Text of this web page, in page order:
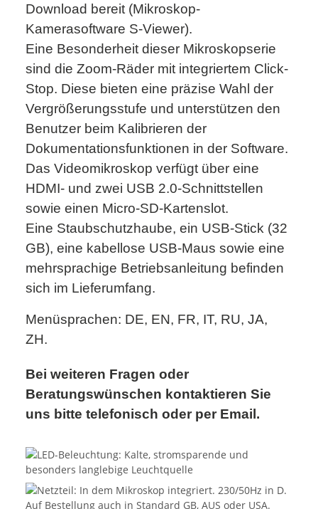
Download bereit (Mikroskop-
Kamerasoftware S-Viewer).
Eine Besonderheit dieser Mikroskopserie
sind die Zoom-Räder mit integriertem Click-
Stop. Diese bieten eine präzise Wahl der
Vergrößerungsstufe und unterstützen den
Benutzer beim Kalibrieren der
Dokumentationsfunktionen in der Software.
Das Videomikroskop verfügt über eine
HDMI- und zwei USB 2.0-Schnittstellen
sowie einen Micro-SD-Kartenslot.
Eine Staubschutzhaube, ein USB-Stick (32
GB), eine kabellose USB-Maus sowie eine
mehrsprachige Betriebsanleitung befinden
sich im Lieferumfang.
Menüsprachen: DE, EN, FR, IT, RU, JA,
ZH.
Bei weiteren Fragen oder
Beratungswünschen kontaktieren Sie
uns bitte telefonisch oder per Email.